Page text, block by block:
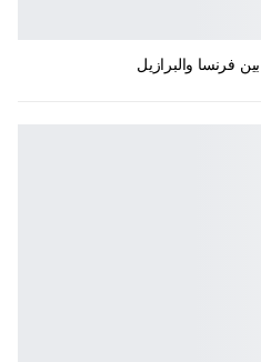
فرنسا والبرازيل